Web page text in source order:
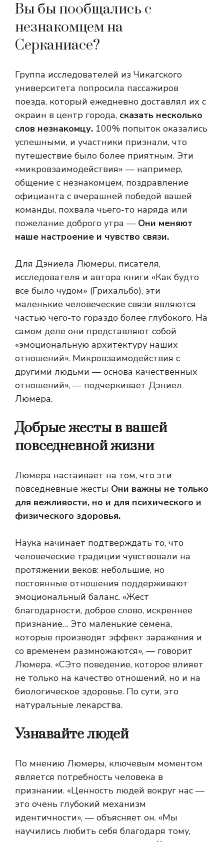
Вы бы пообщались с
незнакомцем на
Серканиасе?
Группа исследователей из Чикагского
университета попросила пассажиров
поезда, который ежедневно доставлял их с
окраин в центр города, сказать несколько
слов незнакомцу. 100% попыток оказались
успешными, и участники признали, что
путешествие было более приятным. Эти
«микровзаимодействия» — например,
общение с незнакомцем, поздравление
официанта с вчерашней победой вашей
команды, похвала чьего-то наряда или
пожелание доброго утра — Они меняют
наше настроение и чувство связи.
Для Дэниела Люмеры, писателя,
исследователя и автора книги «Как будто
все было чудом» (Грихальбо), эти
маленькие человеческие связи являются
частью чего-то гораздо более глубокого. На
самом деле они представляют собой
«эмоциональную архитектуру наших
отношений». Микровзаимодействия с
другими людьми — основа качественных
отношений», — подчеркивает Дэниел
Люмера.
Добрые жесты в вашей
повседневной жизни
Люмера настаивает на том, что эти
повседневные жесты Они важны не только
для вежливости, но и для психического и
физического здоровья.
Наука начинает подтверждать то, что
человеческие традиции чувствовали на
протяжении веков: небольшие, но
постоянные отношения поддерживают
эмоциональный баланс. «Жест
благодарности, доброе слово, искреннее
признание… Это маленькие семена,
которые производят эффект заражения и
со временем размножаются», — говорит
Люмера. «СЭто поведение, которое влияет
не только на качество отношений, но и на
биологическое здоровье. По сути, это
натуральные лекарства.
Узнавайте людей
По мнению Люмеры, ключевым моментом
является потребность человека в
признании. «Ценность людей вокруг нас —
это очень глубокий механизм
идентичности», — объясняет он. «Мы
научились любить себя благодаря тому,